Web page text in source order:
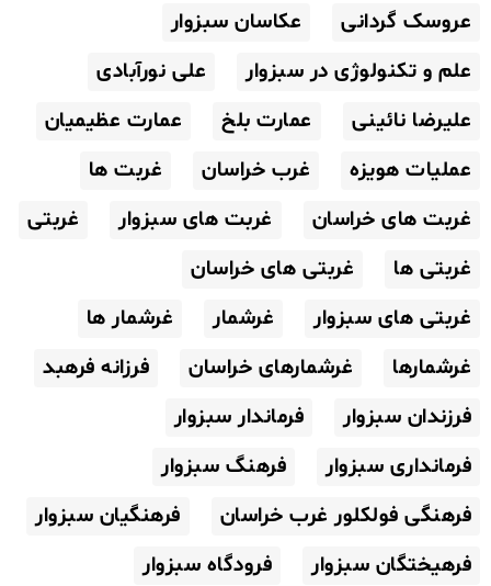
عروسک گردانی
عکاسان سبزوار
علم و تکنولوژی در سبزوار
علی نورآبادی
علیرضا نائینی
عمارت بلخ
عمارت عظیمیان
عملیات هویزه
غرب خراسان
غربت ها
غربت های خراسان
غربت های سبزوار
غربتی
غربتی ها
غربتی های خراسان
غربتی های سبزوار
غرشمار
غرشمار ها
غرشمارها
غرشمارهای خراسان
فرزانه فرهبد
فرزندان سبزوار
فرماندار سبزوار
فرمانداری سبزوار
فرهنگ سبزوار
فرهنگی فولکلور غرب خراسان
فرهنگیان سبزوار
فرهیختگان سبزوار
فرودگاه سبزوار